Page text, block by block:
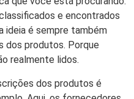
e encontrados
ideia é sempre também
dos produtos. Porque
realmente lidos.
dos produtos é